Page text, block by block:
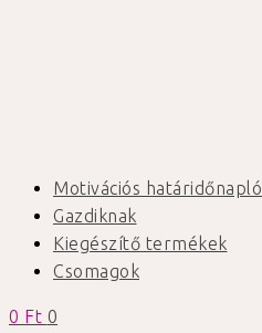
Motivációs határidőnapló
Gazdiknak
Kiegészítő termékek
Csomagok
0 Ft 0